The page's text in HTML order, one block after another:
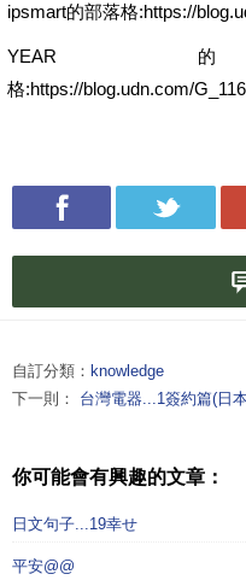
ipsmart的部落格:https://
格:https://blog.udn.com/
自訂分類： knowledge
下一則： 台灣電器...1簽約篇(日
你可能會有興趣的文章：
日文句子...19幸せ
平安@@